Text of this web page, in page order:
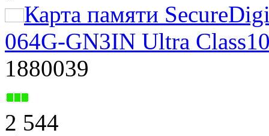
Карта памяти
064G-GN3IN Ultra
1880039
2 544